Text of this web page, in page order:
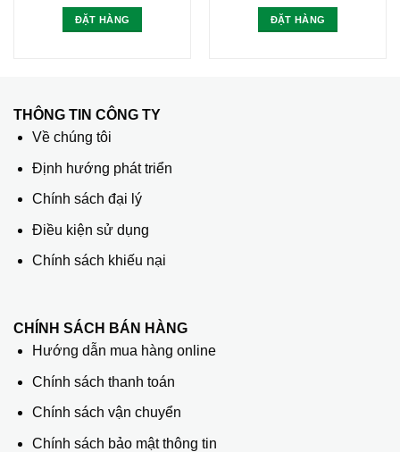
ĐẶT HÀNG ĐẶT HÀNG
THÔNG TIN CÔNG TY
Về chúng tôi
Định hướng phát triển
Chính sách đại lý
Điều kiện sử dụng
Chính sách khiếu nại
CHÍNH SÁCH BÁN HÀNG
Hướng dẫn mua hàng online
Chính sách thanh toán
Chính sách vận chuyển
Chính sách bảo mật thông tin